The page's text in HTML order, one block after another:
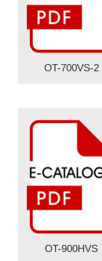
OT-700VS-2
OT-900HVS